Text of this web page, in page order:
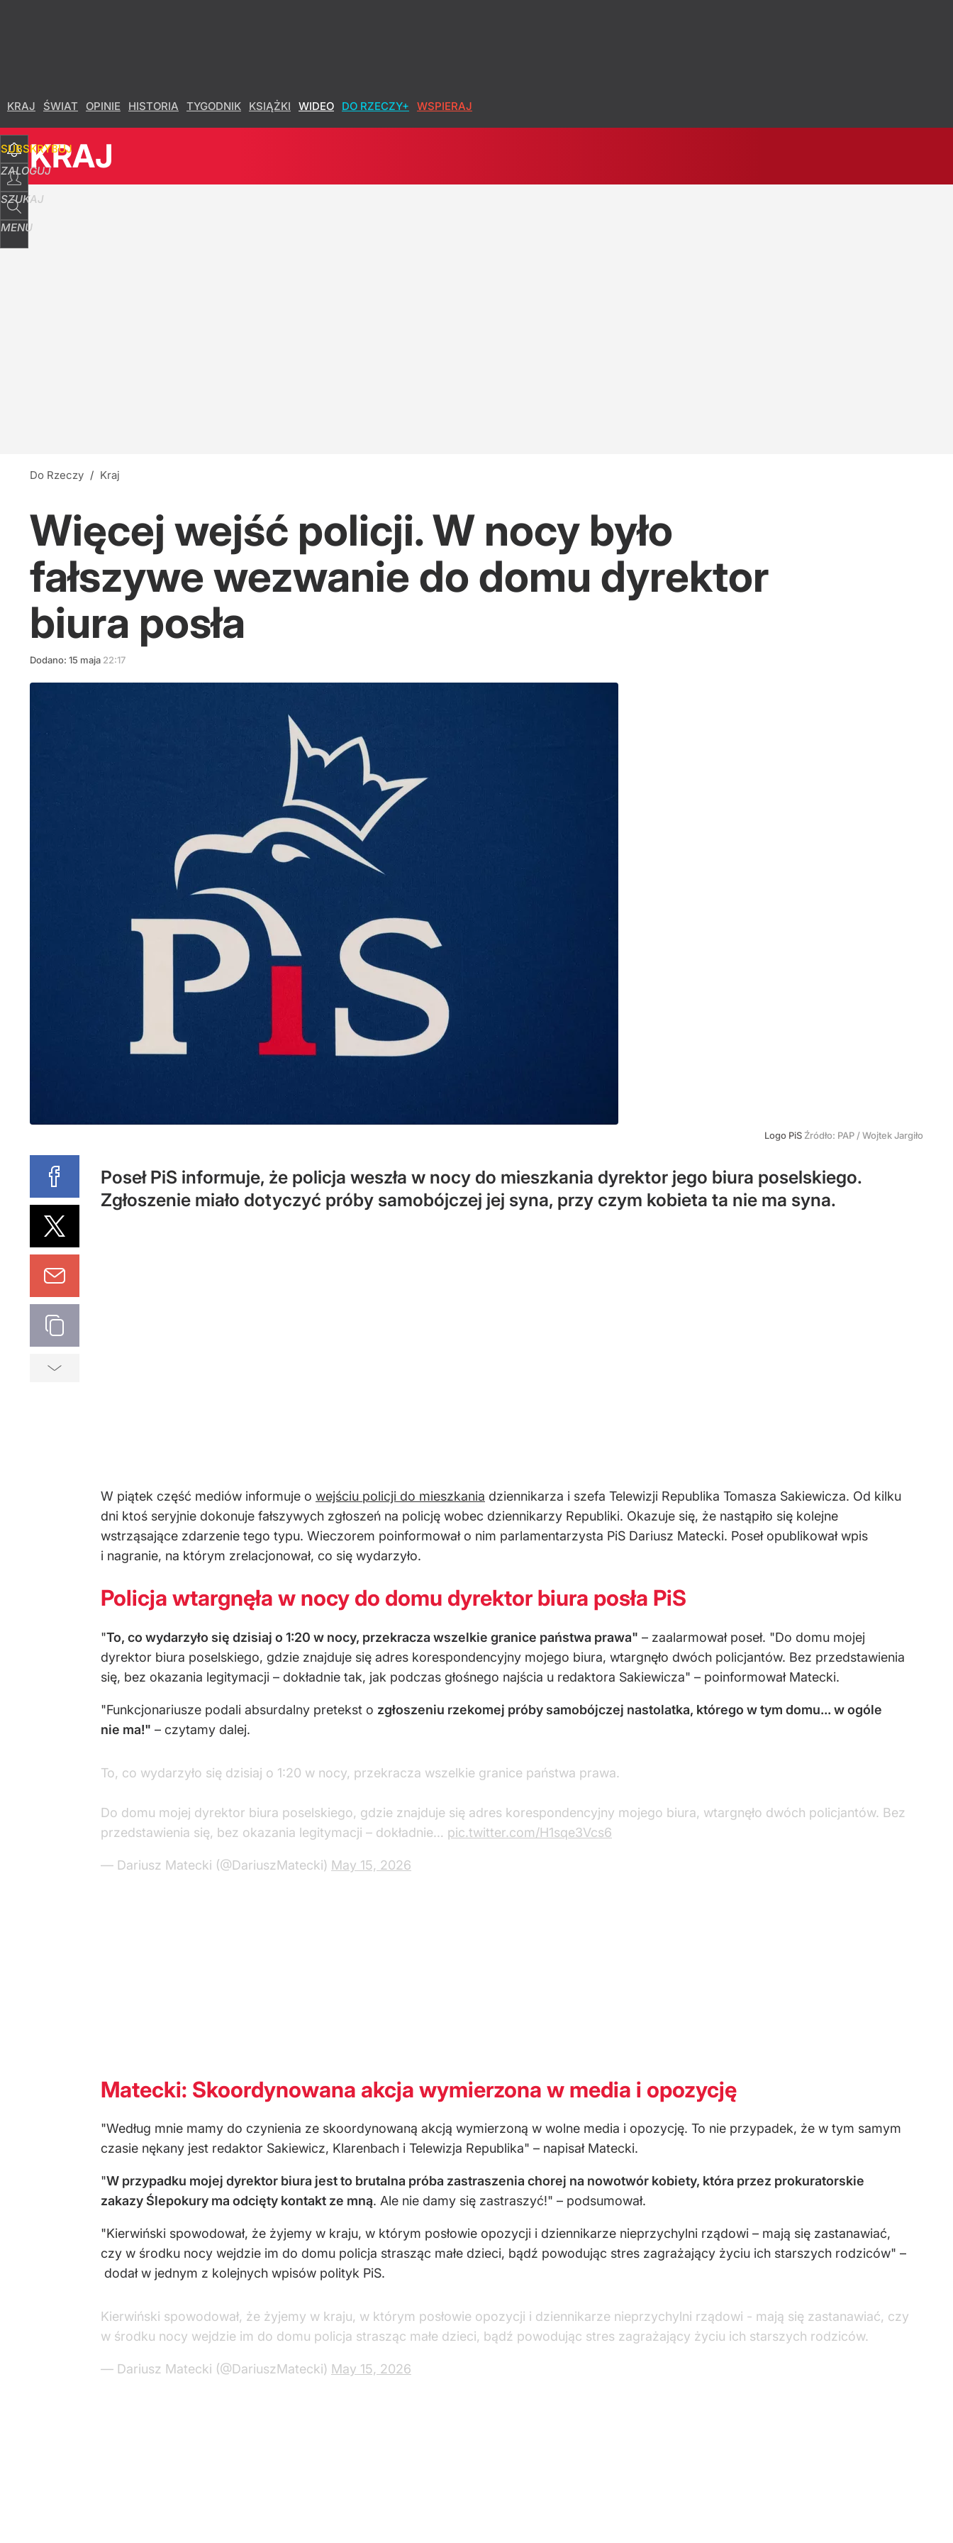
KRAJ ŚWIAT OPINIE HISTORIA TYGODNIK KSIĄŻKI WIDEO DO RZECZY+ WSPIERAJ
SUBSKRYBUJ
ZALOGUJ
SZUKAJ
MENU
KRAJ
Do Rzeczy / Kraj
Więcej wejść policji. W nocy było
fałszywe wezwanie do domu dyrektor
biura posła
Dodano: 15 maja 22:17
Logo PiS Źródło: PAP /Wojtek Jargiło
Poseł PiS informuje, że policja weszła w nocy do mieszkania dyrektor jego biura poselskiego.
Zgłoszenie miało dotyczyć próby samobójczej jej syna, przy czym kobieta ta nie ma syna.
W piątek część mediów informuje o wejściu policji do mieszkania dziennikarza i szefa Telewizji Republika Tomasza Sakiewicza. Od kilku
dni ktoś seryjnie dokonuje fałszywych zgłoszeń na policję wobec dziennikarzy Republiki. Okazuje się, że nastąpiło się kolejne
wstrząsające zdarzenie tego typu. Wieczorem poinformował o nim parlamentarzysta PiS Dariusz Matecki. Poseł opublikował wpis
i nagranie, na którym zrelacjonował, co się wydarzyło.
Policja wtargnęła w nocy do domu dyrektor biura posła PiS
"To, co wydarzyło się dzisiaj o 1:20 w nocy, przekracza wszelkie granice państwa prawa" – zaalarmował poseł. "Do domu mojej
dyrektor biura poselskiego, gdzie znajduje się adres korespondencyjny mojego biura, wtargnęło dwóch policjantów. Bez przedstawienia
się, bez okazania legitymacji – dokładnie tak, jak podczas głośnego najścia u redaktora Sakiewicza" – poinformował Matecki.
"Funkcjonariusze podali absurdalny pretekst o zgłoszeniu rzekomej próby samobójczej nastolatka, którego w tym domu... w ogóle
nie ma!" – czytamy dalej.
To, co wydarzyło się dzisiaj o 1:20 w nocy, przekracza wszelkie granice państwa prawa.
Do domu mojej dyrektor biura poselskiego, gdzie znajduje się adres korespondencyjny mojego biura, wtargnęło dwóch policjantów. Bez
przedstawienia się, bez okazania legitymacji – dokładnie… pic.twitter.com/H1sqe3Vcs6
— Dariusz Matecki (@DariuszMatecki) May 15, 2026
Matecki: Skoordynowana akcja wymierzona w media i opozycję
"Według mnie mamy do czynienia ze skoordynowaną akcją wymierzoną w wolne media i opozycję. To nie przypadek, że w tym samym
czasie nękany jest redaktor Sakiewicz, Klarenbach i Telewizja Republika" – napisał Matecki.
"W przypadku mojej dyrektor biura jest to brutalna próba zastraszenia chorej na nowotwór kobiety, która przez prokuratorskie
zakazy Ślepokury ma odcięty kontakt ze mną. Ale nie damy się zastraszyć!" – podsumował.
"Kierwiński spowodował, że żyjemy w kraju, w którym posłowie opozycji i dziennikarze nieprzychylni rządowi – mają się zastanawiać,
czy w środku nocy wejdzie im do domu policja strasząc małe dzieci, bądź powodując stres zagrażający życiu ich starszych rodziców" –
dodał w jednym z kolejnych wpisów polityk PiS.
Kierwiński spowodował, że żyjemy w kraju, w którym posłowie opozycji i dziennikarze nieprzychylni rządowi - mają się zastanawiać, czy
w środku nocy wejdzie im do domu policja strasząc małe dzieci, bądź powodując stres zagrażający życiu ich starszych rodziców.
— Dariusz Matecki (@DariuszMatecki) May 15, 2026